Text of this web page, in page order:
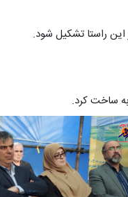
راستا تشکیل شود.